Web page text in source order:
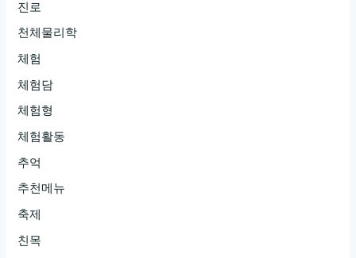
진로
천체물리학
체험
체험담
체험형
체험활동
추억
추천메뉴
축제
친목